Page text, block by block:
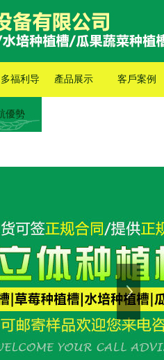
福利导
優勢
產品展示 客戶案例
下一